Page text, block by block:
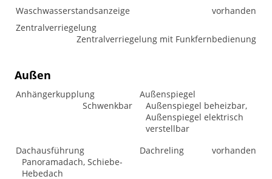
Waschwasserstandsanzeige
vorhanden
Zentralverriegelung
Zentralverriegelung mit Funkfernbedienung
Außen
Anhängerkupplung
Schwenkbar
Außenspiegel
Außenspiegel beheizbar,
Außenspiegel elektrisch
verstellbar
Dachausführung
Panoramadach, Schiebe-
Hebedach
Dachreling vorhanden